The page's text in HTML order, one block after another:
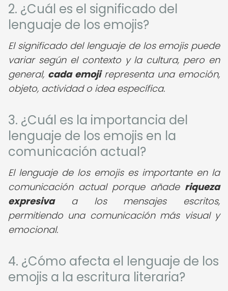
2. ¿Cuál es el significado del
lenguaje de los emojis?
El significado del lenguaje de los emojis puede
variar según el contexto y la cultura, pero en
general, cada emojirepresenta una emoción,
objeto, actividad o idea específica.
3. ¿Cuál es la importancia del
lenguaje de los emojis en la
comunicación actual?
El lenguaje de los emojis es importante en la
comunicación actual porque añade riqueza
expresivaa los mensajes escritos,
permitiendo una comunicación más visual y
emocional.
4. ¿Cómo afecta el lenguaje de los
emojis a la escritura literaria?